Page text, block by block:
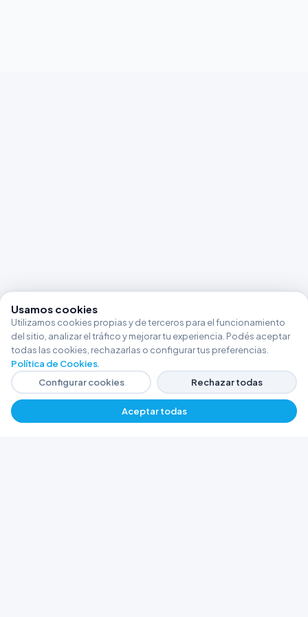
Usamos cookies
Utilizamos cookies propias y de terceros para el funcionamiento
del sitio, analizar el tráfico y mejorar tu experiencia. Podés aceptar
todas las cookies, rechazarlas o configurar tus preferencias.
Política de Cookies
Configurar cookies
Rechazar todas
Aceptar todas